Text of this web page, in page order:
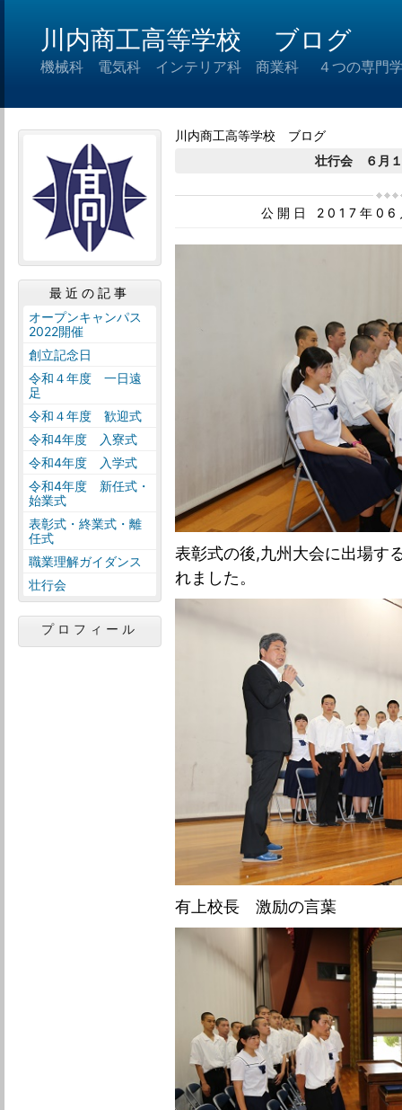
川内商工高等学校 ブログ
機械科 電気科 インテリア科 商業科 ４つの専門学
川内商工高等学校 ブログ
壮行会 ６月
公開日 2017年06
表彰式の後,九州大会に出場す
れました。
有上校長 激励の言葉
最近の記事
オープンキャンパス
2022開催
創立記念日
令和４年度 一日遠
足
令和４年度 歓迎式
令和4年度 入寮式
令和4年度 入学式
令和4年度 新任式・
始業式
表彰式・終業式・離
任式
職業理解ガイダンス
壮行会
プロフィール